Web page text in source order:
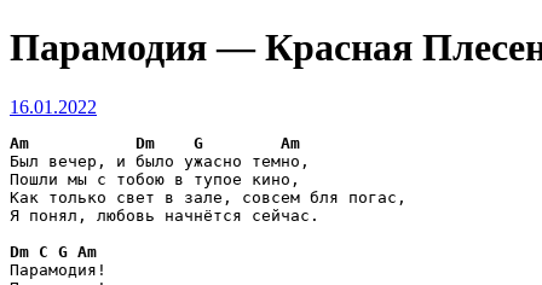
Парамодия — Красная
16.01.2022
Am Dm G
Am
Был вечер, и было ужасно темно,
Пошли мы с тобою в тупое кино,
Как только свет в зале, совсем бля погас,
Я понял, любовь начнётся сейчас.
Dm C G Am
Парамодия!